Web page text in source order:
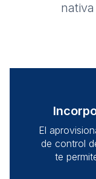
El
de control
te